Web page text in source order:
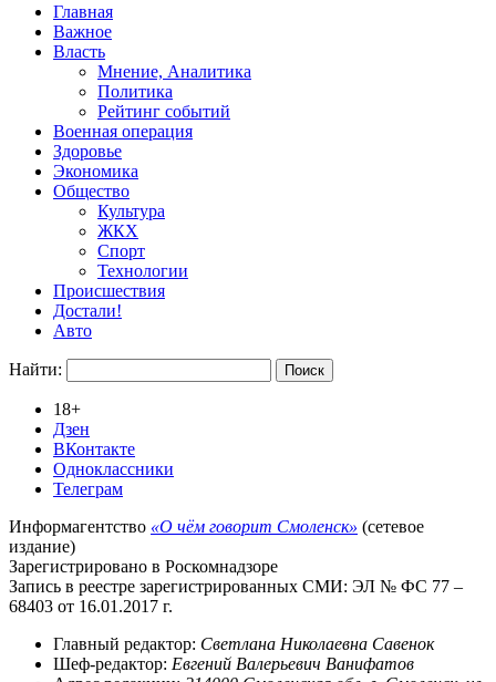
Главная
Важное
Власть
Мнение, Аналитика
Политика
Рейтинг событий
Военная операция
Здоровье
Экономика
Общество
Культура
ЖКХ
Спорт
Технологии
Происшествия
Достали!
Авто
Найти:
18+
Дзен
ВКонтакте
Одноклассники
Телеграм
Информагентство «О чём говорит Смоленск» (сетевое
издание)
Зарегистрировано в Роскомнадзоре
Запись в реестре зарегистрированных СМИ: ЭЛ № ФС 77 –
68403 от 16.01.2017 г.
Главный редактор: Светлана Николаевна Савенок
Шеф-редактор: Евгений Валерьевич Ванифатов